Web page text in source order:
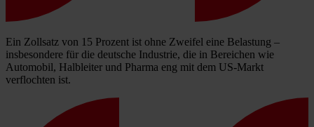
Ein Zollsatz von 15 Prozent ist ohne Zweifel eine Belastung –
insbesondere für die deutsche Industrie, die in Bereichen wie
Automobil, Halbleiter und Pharma eng mit dem US-Markt
verflochten ist.